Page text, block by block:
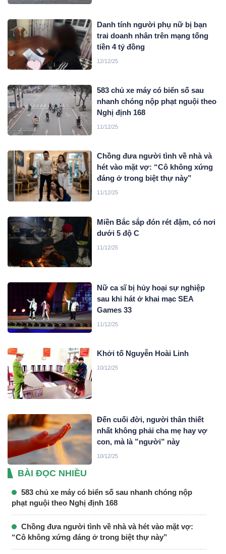
Danh tính người phụ nữ bị bạn
trai doanh nhân trên mạng tống
tiền 4 tỷ đồng
12/12/25
583 chủ xe máy có biển số sau
nhanh chóng nộp phạt nguội theo
Nghị định 168
11/12/25
Chồng đưa người tình về nhà và
hét vào mặt vợ: “Cô không xứng
đáng ở trong biệt thự này”
11/12/25
Miền Bắc sắp đón rét đậm, có nơi
dưới 5 độ C
11/12/25
Nữ ca sĩ bị hủy hoại sự nghiệp
sau khi hát ở khai mạc SEA
Games 33
11/12/25
Khởi tố Nguyễn Hoài Linh
10/12/25
Đến cuối đời, người thân thiết
nhất không phải cha mẹ hay vợ
con, mà là ”người” này
10/12/25
BÀI ĐỌC NHIỀU
583 chủ xe máy có biển số sau nhanh chóng nộp
phạt nguội theo Nghị định 168
Chồng đưa người tình về nhà và hét vào mặt vợ:
“Cô không xứng đáng ở trong biệt thự này”